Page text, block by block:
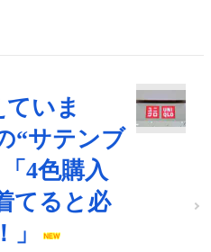
ていま
“サテンブ
4色購入
てると必